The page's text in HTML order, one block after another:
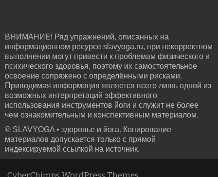
ВНИМАНИЕ! Ряд упражнений, описанных на
информационном ресурсе slavyoga.ru, при некорректном
выполнении могут привести к проблемам физического и
психического здоровья, поэтому их самостоятельное
освоение сопряжено с определёнными рисками.
Приводимая информация является всего лишь одной из
возможных интерпретаций эффективного
использования инструментов йоги и служит не более
чем ознакомительным и конспективным материалом.
© SLAVYOGA • здоровье и йога. Копирование
материалов допускается только с прямой
индексируемой ссылкой на источник.